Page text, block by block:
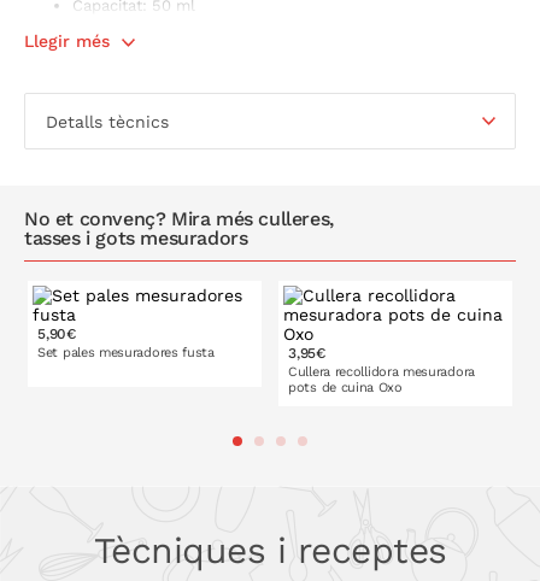
Capacitat: 50 ml
Mides: 5,2 x 4,7 x 6 cm
Llegir més
Detalls tècnics
No et convenç? Mira més culleres,
tasses i gots mesuradors
5,90€
Set pales mesuradores fusta
2xmaxi 3xmidi 3,95€
Cullera recollidora mesuradora
pots de cuina Oxo
A LA CISTELLA
Tècniques i receptes